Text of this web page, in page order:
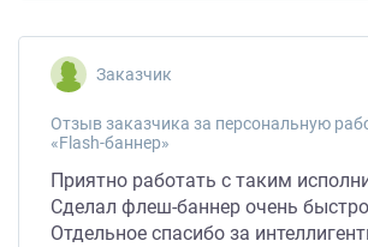
Заказчик
Отзыв заказчика за персональную
«Flash-баннер»
Приятно работать с таким
Сделал флеш-баннер очень
Отдельное спасибо за